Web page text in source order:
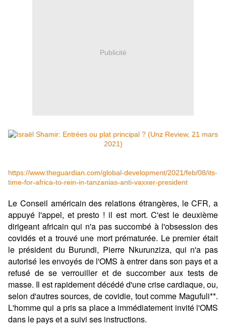
Publicité
https://www.theguardian.com/global-development/2021/feb/08/its-
time-for-africa-to-rein-in-tanzanias-anti-vaxxer-president
Le Conseil américain des relations étrangères, le CFR, a
appuyé l'appel, et presto ! il est mort. C'est le deuxième
dirigeant africain qui n'a pas succombé à l'obsession des
covidés et a trouvé une mort prématurée. Le premier était
le président du Burundi, Pierre Nkurunziza, qui n'a pas
autorisé les envoyés de l'OMS à entrer dans son pays et a
refusé de se verrouiller et de succomber aux tests de
masse. Il est rapidement décédé d'une crise cardiaque, ou,
selon d'autres sources, de covidie, tout comme Magufuli**.
L'homme qui a pris sa place a immédiatement invité l'OMS
dans le pays et a suivi ses instructions.